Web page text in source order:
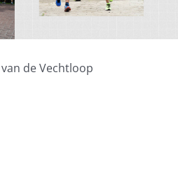
de Vechtloop